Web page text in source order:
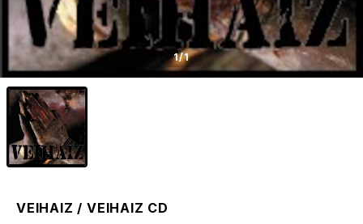
1/1
VEIHAIZ / VEIHAIZ CD